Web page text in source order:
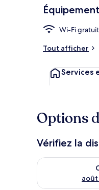
Wi-Fi gratuit
Tout afficher
Services
Options
Vérifiez la
août
Vérifier la